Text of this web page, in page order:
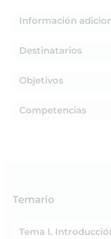
Información
Destinatarios
Objetivos
Competencias
Temario
Tema I.